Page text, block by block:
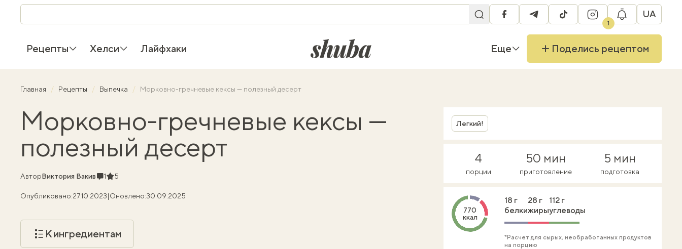
facebooktelegramtiktok instagram
1
UA
Рецепты Хелси Лайфхаки shuba.life Еще Поделись рецептом
Главная Рецепты Выпечка Морковно-гречневые кексы — полезный десерт
Морковно-гречневые кексы —
полезный десерт
АвторВиктория ВакивКомментарии
1Рейтинг
5
Опубликовано:27.10.2023|Оновлено:30.09.2025
К ингредиентам
Легкий!
4
порции
50 мин
приготовление
5 мин
подготовка
770
ккал
18 г
белки
28 г
жиры
112 г
углеводы
*Расчет для сырых, необработанных продуктов
на порцию